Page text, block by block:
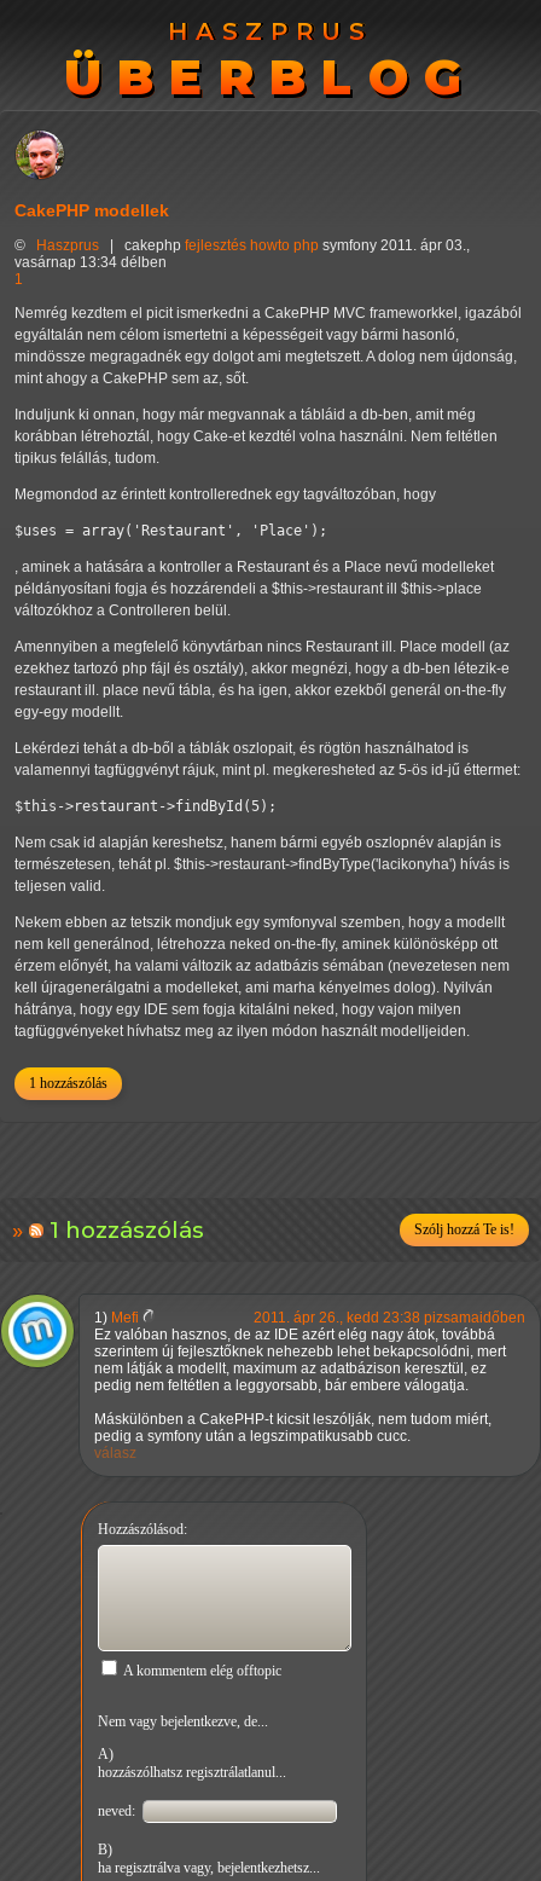
HASZPRUS
ÜBERBLOG
HASZPRUS
ÜBERBLOG
CakePHP modellek
© Haszprus cakephp fejlesztés howto php symfony 2011. ápr 03.,
vasárnap 13:34 délben
1
Nemrég kezdtem el picit ismerkedni a CakePHP MVC frameworkkel, igazából
egyáltalán nem célom ismertetni a képességeit vagy bármi hasonló,
mindössze megragadnék egy dolgot ami megtetszett. A dolog nem újdonság,
mint ahogy a CakePHP sem az, sőt.
Induljunk ki onnan, hogy már megvannak a tábláid a db-ben, amit még
korábban létrehoztál, hogy Cake-et kezdtél volna használni. Nem feltétlen
tipikus felállás, tudom.
Megmondod az érintett kontrollerednek egy tagváltozóban, hogy
$uses = array('Restaurant', 'Place');
, aminek a hatására a kontroller a Restaurant és a Place nevű modelleket
példányosítani fogja és hozzárendeli a $this->restaurant ill $this->place
változókhoz a Controlleren belül.
Amennyiben a megfelelő könyvtárban nincs Restaurant ill. Place modell (az
ezekhez tartozó php fájl és osztály), akkor megnézi, hogy a db-ben létezik-e
restaurant ill. place nevű tábla, és ha igen, akkor ezekből generál on-the-fly
egy-egy modellt.
Lekérdezi tehát a db-ből a táblák oszlopait, és rögtön használhatod is
valamennyi tagfüggvényt rájuk, mint pl. megkeresheted az 5-ös id-jű éttermet:
$this->restaurant->findById(5);
Nem csak id alapján kereshetsz, hanem bármi egyéb oszlopnév alapján is
természetesen, tehát pl. $this->restaurant->findByType('lacikonyha') hívás is
teljesen valid.
Nekem ebben az tetszik mondjuk egy symfonyval szemben, hogy a modellt
nem kell generálnod, létrehozza neked on-the-fly, aminek különösképp ott
érzem előnyét, ha valami változik az adatbázis sémában (nevezetesen nem
kell újragenerálgatni a modelleket, ami marha kényelmes dolog). Nyilván
hátránya, hogy egy IDE sem fogja kitalálni neked, hogy vajon milyen
tagfüggvényeket hívhatsz meg az ilyen módon használt modelljeiden.
1 hozzászólás
1 hozzászólás Szólj hozzá Te is!
1) Mefi
2011. ápr 26., kedd 23:38 pizsamaidőben
Ez valóban hasznos, de az IDE azért elég nagy átok, továbbá
szerintem új fejlesztőknek nehezebb lehet bekapcsolódni, mert
nem látják a modellt, maximum az adatbázison keresztül, ez
pedig nem feltétlen a leggyorsabb, bár embere válogatja.
Máskülönben a CakePHP-t kicsit leszólják, nem tudom miért,
pedig a symfony után a legszimpatikusabb cucc.
válasz
Hozzászólásod:
A kommentem elég offtopic
Nem vagy bejelentkezve, de...
A)
hozzászólhatsz regisztrálatlanul...
neved:
B)
ha regisztrálva vagy, bejelentkezhetsz...